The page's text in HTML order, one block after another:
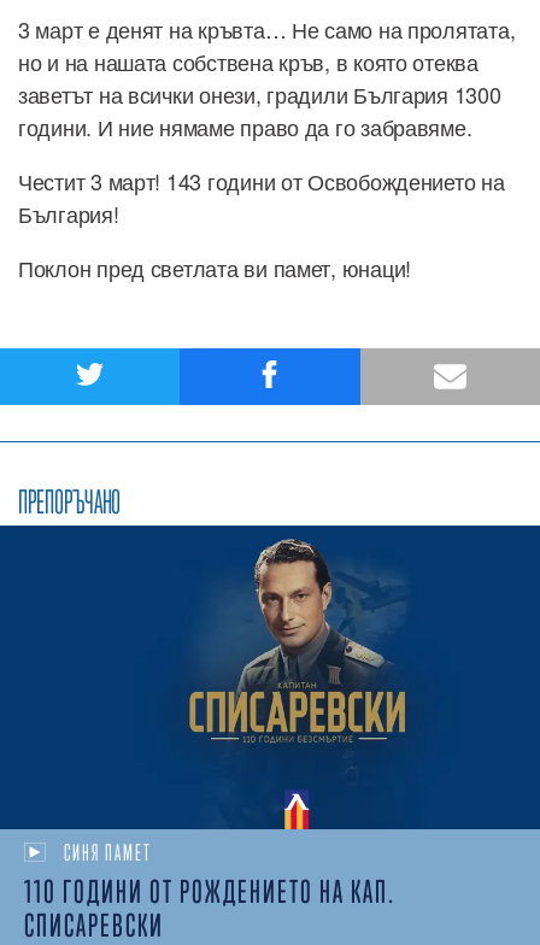
3 март е денят на кръвта… Не само на пролятата,
но и на нашата собствена кръв, в която отеква
заветът на всички онези, градили България 1300
години. И ние нямаме право да го забравяме.
Честит 3 март! 143 години от Освобождението на
България!
Поклон пред светлата ви памет, юнаци!
ПРЕПОРЪЧАНО
СИНЯ ПАМЕТ
110 ГОДИНИ ОТ РОЖДЕНИЕТО НА КАП.
СПИСАРЕВСКИ